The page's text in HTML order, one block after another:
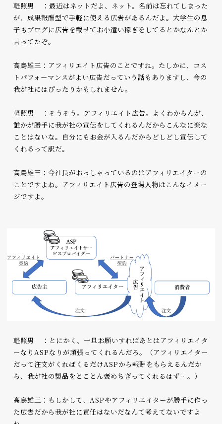
軽照男 ：最近はネットだよ、ネット。名前は忘れてしまった
が、成果報酬型で手軽に使える広告があるんだよ。大学生の息
子もブログに広告を載せてお小遣い稼ぎをしてるとかなんとか
言ってたぞ。
高鳥雄三：アフィリエイト広告のことですね。たしかに、コス
トパフォーマンスがよい広告だっていう話もありますし、今の
我が社にはぴったりかもしれません。
軽照男 ：そうそう。アフィリエイト広告。よくわからんが、
誰かが勝手に我が社の宣伝をしてくれるんだからこんなに楽な
ことはないな。自分にもお金が入るんだからどしどし宣伝して
くれるって訳だ。
高鳥雄三：今社長がおっしゃっているのはアフィリエイターの
ことですよね。アフィリエイト広告の登場人物はこんなイメー
ジですよ。
軽照男 ：とにかく、一旦お願いすればあとはアフィリエイタ
ーなりASPなりが頑張ってくれるんだろ。（アフィリエイター
だって注文がくればくるだけASPから報酬をもらえるんだか
ら、我が社の製品をとことん褒めちぎってくれるはず…。）
高鳥雄三：もしかして、ASPやアフィリエイターが勝手に作っ
た広告だから我が社に責任はないだなんて考えてないですよ